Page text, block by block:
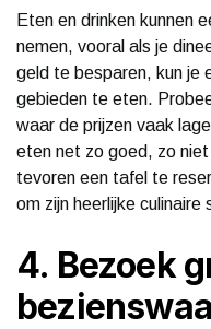
Eten en drinken kunnen
nemen, vooral als je
geld te besparen, kun je
gebieden te eten.
waar de prijzen vaak
eten net zo goed, zo
tevoren een tafel te
om zijn heerlijke culinaire
4. Bezoek